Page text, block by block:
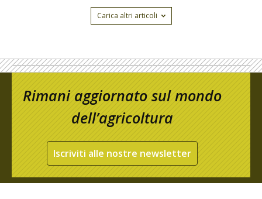
Carica altri articoli
Rimani aggiornato sul mondo
dell’agricoltura
Iscriviti alle nostre newsletter